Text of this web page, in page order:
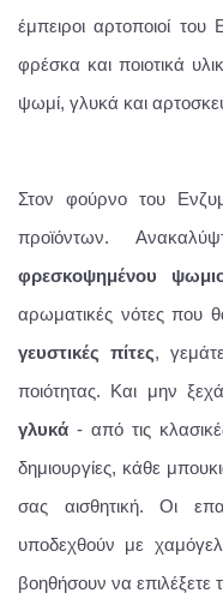
έμπειροι αρτοποιοί
φρέσκα και ποιοτικά
ψωμί, γλυκά και
Στον φούρνο του
προϊόντων.
φρεσκοψημένου
αρωματικές νότες που
γευστικές πίτες,
ποιότητας. Και μην
γλυκά - από τις
δημιουργίες, κάθε
σας αισθητική. Οι
υποδεχθούν με
βοηθήσουν να επιλέξετε